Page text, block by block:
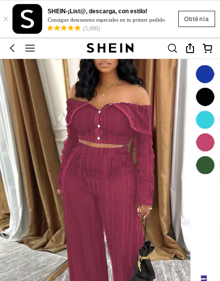
Obténla
×
SHEIN-¡List@, descarga, con estilo!
Consigue descuentos especiales en tu primer pedido
(5,000)